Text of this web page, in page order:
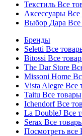
Текстиль Все
Аксессуары Все
Выбор Дара Все
Бренды
Seletti Все
Bitossi Все
The Dar Store
Missoni Home
Vista Alegre Все
Taitu Все товары
IchendorfВсе
La DoubleJ Все
Serax Все
Посмотреть все